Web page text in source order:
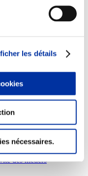
les détails
nécessaires.
des métiers